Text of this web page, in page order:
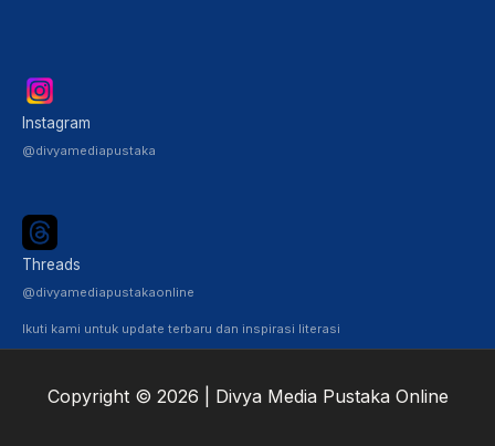
Instagram
@divyamediapustaka
Threads
@divyamediapustakaonline
Ikuti kami untuk update terbaru dan inspirasi literasi
Copyright © 2026 | Divya Media Pustaka Online